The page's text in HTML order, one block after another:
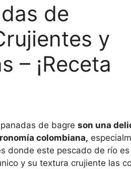
de
y
– ¡Receta
de bagre son una
colombiana,
donde este pescado de río
y su textura crujiente las